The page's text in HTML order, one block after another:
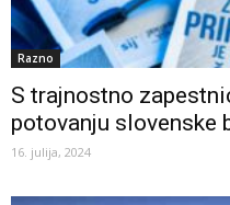
Razno
S trajnostno
potovanju slovenske
16. julija, 2024